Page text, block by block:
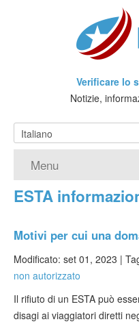
Verificare lo
Notizie,
Menu
Home
Che cos'è l'ESTA?
Verificare ESTA
ESTA
Motivi per cui una
Modificato: set 01, 2023 |
non autorizzato
Il rifiuto di un ESTA può
disagi ai viaggiatori diretti